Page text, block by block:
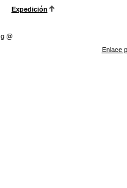
Expedición
@
Enlace